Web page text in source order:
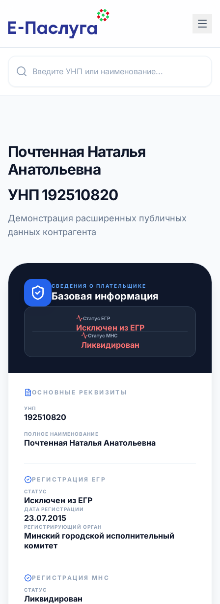
Почтенная Наталья
Анатольевна
УНП192510820
Демонстрация расширенных публичных
данных контрагента
СВЕДЕНИЯ О ПЛАТЕЛЬЩИКЕ
Базовая информация
Статус ЕГР
Исключен из ЕГР
Статус МНС
Ликвидирован
ОСНОВНЫЕ РЕКВИЗИТЫ
УНП
192510820
ПОЛНОЕ НАИМЕНОВАНИЕ
Почтенная Наталья Анатольевна
РЕГИСТРАЦИЯ ЕГР
СТАТУС
Исключен из ЕГР
ДАТА РЕГИСТРАЦИИ
23.07.2015
РЕГИСТРИРУЮЩИЙ ОРГАН
Минский городской исполнительный
комитет
РЕГИСТРАЦИЯ МНС
СТАТУС
Ликвидирован